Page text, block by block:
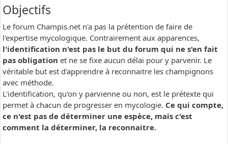
Objectifs
Le forum Champis.net n'a pas la prétention de faire de
l'expertise mycologique. Contrairement aux apparences,
l'identification n'est pas le but du forum qui ne s'en fait
pas obligation et ne se fixe aucun délai pour y parvenir. Le
véritable but est d'apprendre à reconnaitre les champignons
avec méthode.
L'identification, qu'on y parvienne ou non, est le prétexte qui
permet à chacun de progresser en mycologie. Ce qui compte,
ce n'est pas de déterminer une espèce, mais c'est
comment la déterminer, la reconnaitre.